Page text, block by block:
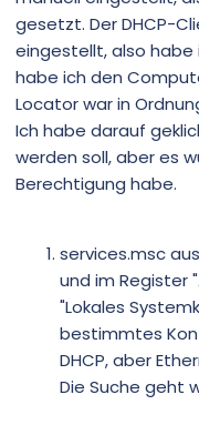
gesetzt. Der DHCP-
eingestellt, also habe
habe ich den
Locator war in
Ich habe darauf
werden soll, aber es
Berechtigung habe.
services.msc
und im Register
"Lokales
bestimmtes
DHCP, aber
Die Suche geht